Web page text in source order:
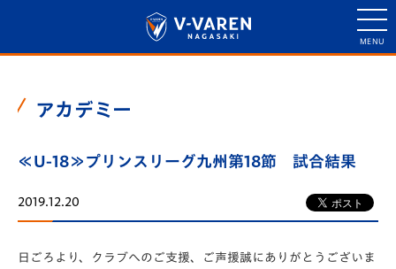
アカデミー
≪U-18≫プリンスリーグ九州第18節 試合結果
2019.12.20
日ごろより、クラブへのご支援、ご声援誠にありがとうございま